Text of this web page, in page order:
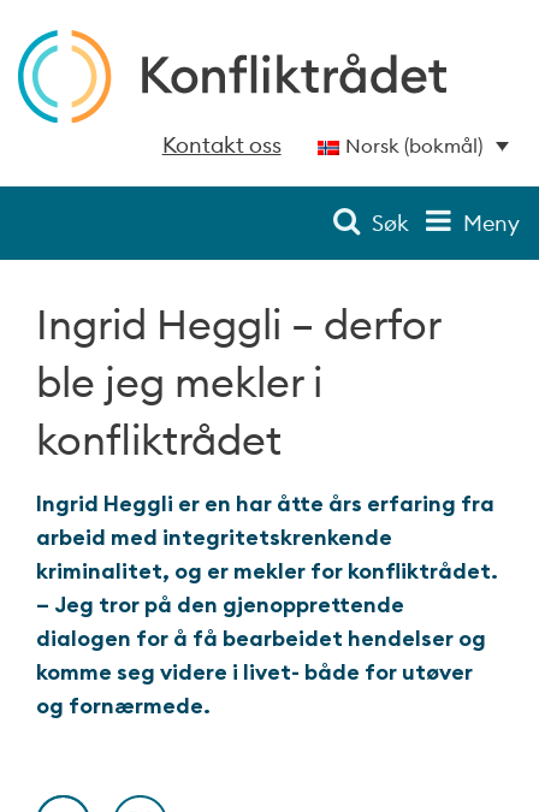
Kontakt oss Norsk (bokmål)
Søk Meny
Ingrid Heggli – derfor
ble jeg mekler i
konfliktrådet
Ingrid Heggli er en har åtte års erfaring fra
arbeid med integritetskrenkende
kriminalitet, og er mekler for konfliktrådet.
– Jeg tror på den gjenopprettende
dialogen for å få bearbeidet hendelser og
komme seg videre i livet- både for utøver
og fornærmede.